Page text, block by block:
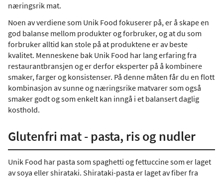
næringsrik mat.
Noen av verdiene som Unik Food fokuserer på, er å skape en
god balanse mellom produkter og forbruker, og at du som
forbruker alltid kan stole på at produktene er av beste
kvalitet. Menneskene bak Unik Food har lang erfaring fra
restaurantbransjen og er derfor eksperter på å kombinere
smaker, farger og konsistenser. På denne måten får du en flott
kombinasjon av sunne og næringsrike matvarer som også
smaker godt og som enkelt kan inngå i et balansert daglig
kosthold.
Glutenfri mat - pasta, ris og nudler
Unik Food har pasta som spaghetti og fettuccine som er laget
av soya eller shirataki. Shirataki-pasta er laget av fiber fra